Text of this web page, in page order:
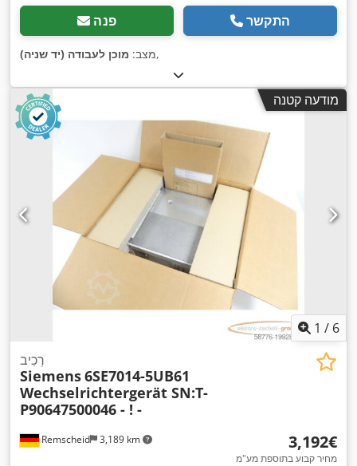
פנה התקשר
מצב: מוכן לעבודה (יד שניה) ,
מודעה קטנה
1 / 6
Remscheid 3,189 km
רְכִיב
Siemens6SE7014-5UB61
Wechselrichtergerät SN:T-
P90647500046 - ! -
‏3,192 ‏€
מחיר קבוע בתוספת מע"מ